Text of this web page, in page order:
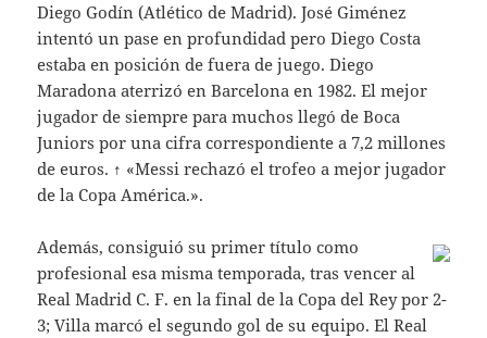
Diego Godín (Atlético de Madrid). José Giménez
intentó un pase en profundidad pero Diego Costa
estaba en posición de fuera de juego. Diego
Maradona aterrizó en Barcelona en 1982. El mejor
jugador de siempre para muchos llegó de Boca
Juniors por una cifra correspondiente a 7,2 millones
de euros. ↑ «Messi rechazó el trofeo a mejor jugador
de la Copa América.».
Además, consiguió su primer título como
profesional esa misma temporada, tras vencer al
Real Madrid C. F. en la final de la Copa del Rey por 2-
3; Villa marcó el segundo gol de su equipo. El Real